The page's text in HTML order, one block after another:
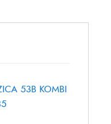
53B KOMBI